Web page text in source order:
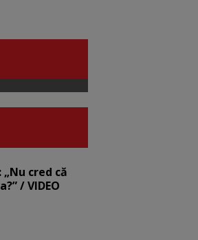
cred că
/ VIDEO